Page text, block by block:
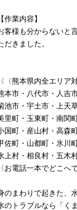
【作業内容】
客様も分からないと
だきました。
〈〈熊本県内全エリア
本市・八代市・人吉
池市・宇土市・上天
里町・玉東町・南関
国町・産山村・高森
佐町・山都町・氷川
上村・相良村・五木
〈お電話一本でどこへ
のまわりで起きた、
のトラブルなら「く